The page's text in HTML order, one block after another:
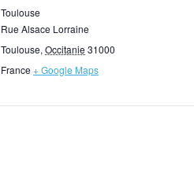
Toulouse
Rue Alsace Lorraine
Toulouse, Occitanie 31000
France + Google Maps